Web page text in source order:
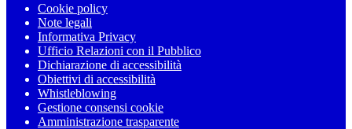
Cookie policy
Note legali
Informativa Privacy
Ufficio Relazioni con il Pubblico
Dichiarazione di accessibilità
Obiettivi di accessibilità
Whistleblowing
Gestione consensi cookie
Amministrazione trasparente